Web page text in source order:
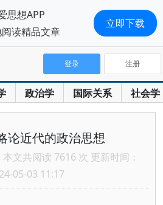
政治学 国际关系 社会学
登录 注册
论近代的政治思想
本文共阅读 7616 次 更新时间：
05-03 11:17
思想APP
读精品文章
立即下载